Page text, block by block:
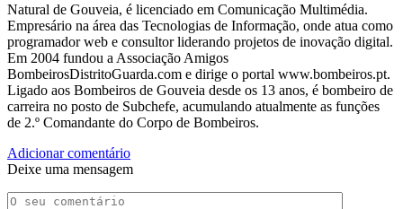
Natural de Gouveia, é licenciado em Comunicação Multimédia.
Empresário na área das Tecnologias de Informação, onde atua como
programador web e consultor liderando projetos de inovação digital.
Em 2004 fundou a Associação Amigos
BombeirosDistritoGuarda.com e dirige o portal www.bombeiros.pt.
Ligado aos Bombeiros de Gouveia desde os 13 anos, é bombeiro de
carreira no posto de Subchefe, acumulando atualmente as funções
de 2.º Comandante do Corpo de Bombeiros.
Adicionar comentário
Deixe uma mensagem